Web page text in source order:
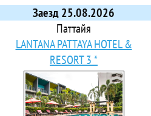
Заезд 25.08.2026
Паттайя
LANTANA PATTAYA HOTEL &
RESORT 3 *